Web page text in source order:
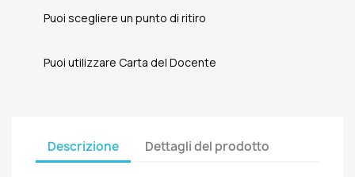
Puoi scegliere un punto di ritiro
Puoi utilizzare Carta del Docente
Descrizione Dettagli del prodotto